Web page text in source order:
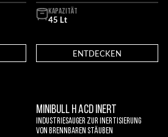
KAPAZITÄT
45 Lt
ENTDECKEN
MINIBULL H ACD INERT
Industriesauger zur Inertisierung
von brennbaren Stäuben